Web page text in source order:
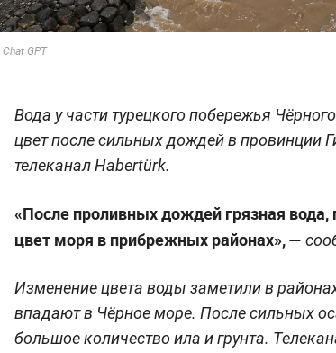
GPT
Вода у части турецкого побережья
цвет после сильных дождей в провинции
телеканал Habertürk.
«После проливных дождей грязная
цвет моря в прибрежных районах», —
Изменение цвета воды заметили в
впадают в Чёрное море. После сильных
большое количество ила и грунта.